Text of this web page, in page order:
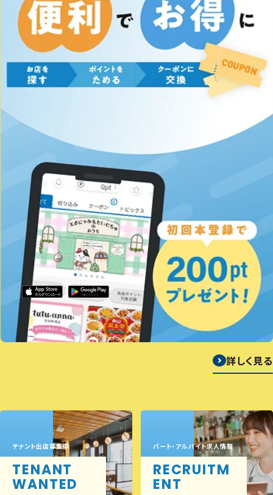
詳しく見る
テナント出店募集中
TENANT
WANTED
パート・アルバイト求人情報
RECRUITM
ENT